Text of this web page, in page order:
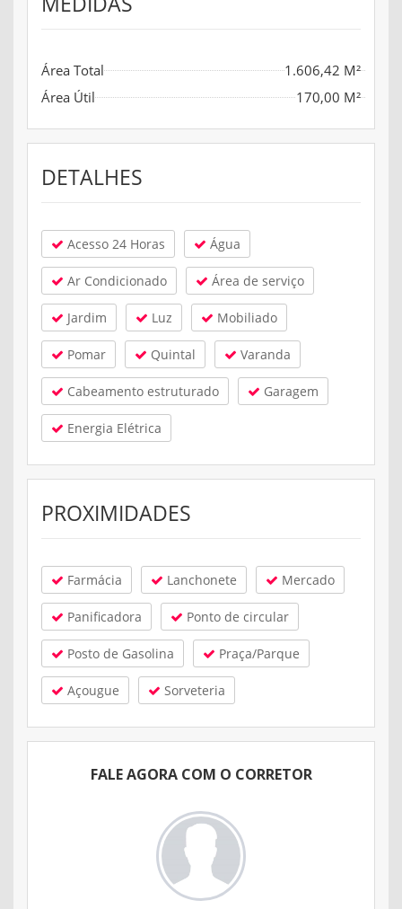
Área Total
1.606,42 M²
Área Útil
170,00 M²
DETALHES
Acesso 24 Horas Água
Ar Condicionado Área de serviço
Jardim Luz Mobiliado
Pomar Quintal Varanda
Cabeamento estruturado Garagem
Energia Elétrica
PROXIMIDADES
Farmácia Lanchonete Mercado
Panificadora Ponto de circular
Posto de Gasolina Praça/Parque
Açougue Sorveteria
FALE AGORA COM O CORRETOR